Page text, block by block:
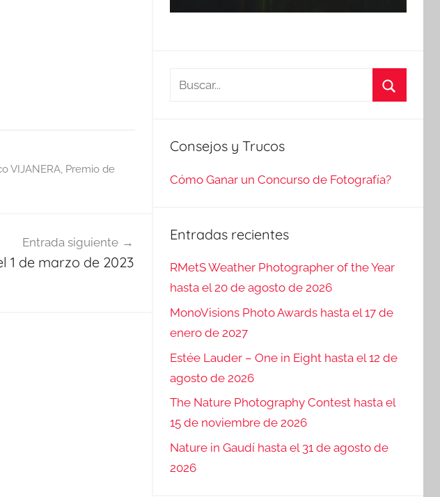
VIJANERA, Premio de
Entrada siguiente
1 de marzo de 2023
Buscar:
Consejos y Trucos
Cómo Ganar un Concurso de Fotografía?
Entradas recientes
RMetS Weather Photographer of the Year
hasta el 20 de agosto de 2026
MonoVisions Photo Awards hasta el 17 de
enero de 2027
Estée Lauder – One in Eight hasta el 12 de
agosto de 2026
The Nature Photography Contest hasta el
15 de noviembre de 2026
Nature in Gaudí hasta el 31 de agosto de
2026